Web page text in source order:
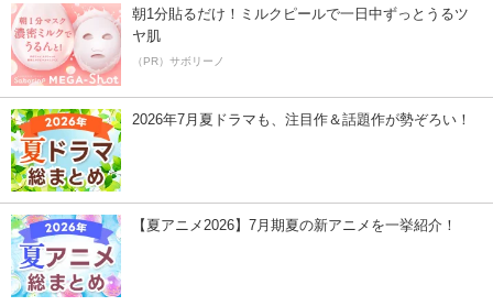
朝1分貼るだけ！ミルクピールで一日中ずっとうるツ
ヤ肌
（PR）サボリーノ
2026年7月夏ドラマも、注目作＆話題作が勢ぞろい！
【夏アニメ2026】7月期夏の新アニメを一挙紹介！